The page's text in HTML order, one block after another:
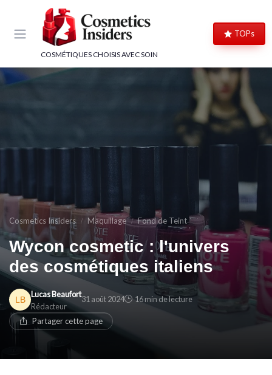
COSMÉTIQUES CHOISIS AVEC SOIN
TOPs
Cosmetics Insiders Maquillage Fond de Teint
Wycon cosmetic : l'univers
des cosmétiques italiens
Lucas Beaufort
Rédacteur
31 août 2024 16 min de lecture
Partager cette page
Panneau de gestion des cookies